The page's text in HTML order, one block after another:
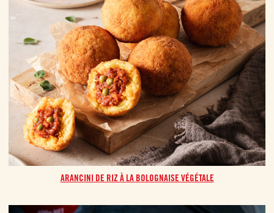
ARANCINI DE RIZ À LA BOLOGNAISE VÉGÉTALE